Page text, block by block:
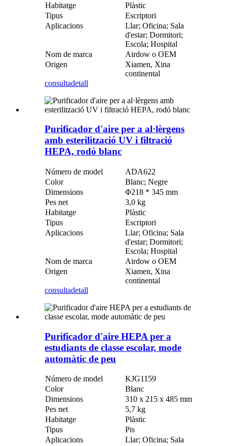
Habitatge
Plàstic
Tipus
Escriptori
Aplicacions
Llar; Oficina; Sala
d'estar; Dormitori;
Escola; Hospital
Nom de marca
Airdow o OEM
Origen
Xiamen, Xina
continental
consultadetall
Purificador d'aire per a al·lèrgens
amb esterilització UV i filtració
HEPA, rodó blanc
Número de model
ADA622
Color
Blanc; Negre
Dimensions
Φ218 * 345 mm
Pes net
3,0 kg
Habitatge
Plàstic
Tipus
Escriptori
Aplicacions
Llar; Oficina; Sala
d'estar; Dormitori;
Escola; Hospital
Nom de marca
Airdow o OEM
Origen
Xiamen, Xina
continental
consultadetall
Purificador d'aire HEPA per a
estudiants de classe escolar, mode
automàtic de peu
Número de model
KJG1159
Color
Blanc
Dimensions
310 x 215 x 485 mm
Pes net
5,7 kg
Habitatge
Plàstic
Tipus
Pis
Aplicacions
Llar; Oficina; Sala